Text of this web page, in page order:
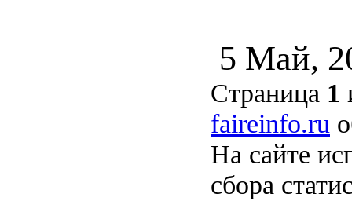
5 Май,
Страница 1
faireinfo.ru
На сайте
сбора